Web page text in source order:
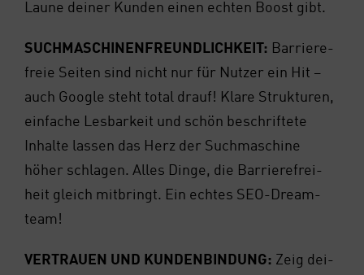
Lau­ne dei­ner Kun­den einen ech­ten Boost gibt.
SUCH­MA­SCHI­NEN­FREUND­LICH­KEIT: Bar­rie­re­
freie Sei­ten sind nicht nur für Nut­zer ein Hit –
auch Goog­le steht total drauf! Kla­re Struk­tu­ren,
ein­fa­che Les­bar­keit und schön beschrif­te­te
Inhal­te las­sen das Herz der Such­ma­schi­ne
höher schla­gen. Alles Din­ge, die Bar­rie­re­frei­
heit gleich mit­bringt. Ein ech­tes SEO-Dream­
team!
VER­TRAU­EN UND KUN­DEN­BIN­DUNG: Zeig dei­